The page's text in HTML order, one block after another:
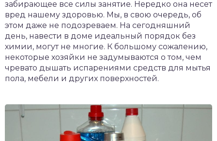
забирающее все силы занятие. Нередко она несет
вред нашему здоровью. Мы, в свою очередь, об
этом даже не подозреваем. На сегодняшний
день, навести в доме идеальный порядок без
химии, могут не многие. К большому сожалению,
некоторые хозяйки не задумываются о том, чем
чревато дышать испарениями средств для мытья
пола, мебели и других поверхностей.